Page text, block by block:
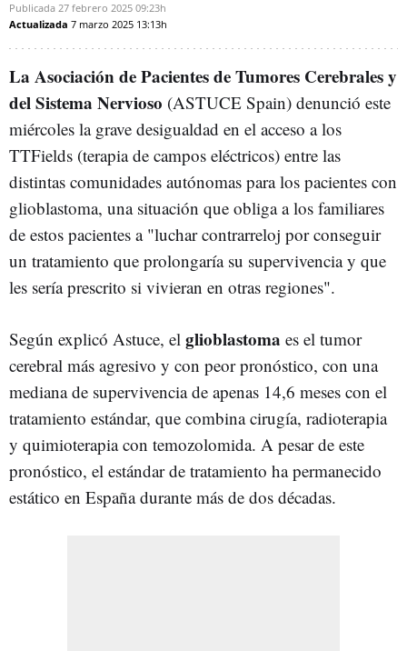
Publicada 27 febrero 2025 09:23h
Actualizada 7 marzo 2025 13:13h
La Asociación de Pacientes de Tumores Cerebrales y
del Sistema Nervioso (ASTUCE Spain) denunció este
miércoles la grave desigualdad en el acceso a los
TTFields (terapia de campos eléctricos) entre las
distintas comunidades autónomas para los pacientes con
glioblastoma, una situación que obliga a los familiares
de estos pacientes a "luchar contrarreloj por conseguir
un tratamiento que prolongaría su supervivencia y que
les sería prescrito si vivieran en otras regiones".
Según explicó Astuce, el glioblastoma es el tumor
cerebral más agresivo y con peor pronóstico, con una
mediana de supervivencia de apenas 14,6 meses con el
tratamiento estándar, que combina cirugía, radioterapia
y quimioterapia con temozolomida. A pesar de este
pronóstico, el estándar de tratamiento ha permanecido
estático en España durante más de dos décadas.